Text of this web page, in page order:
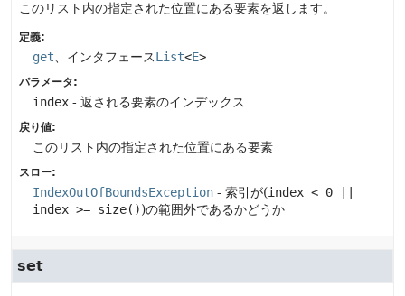
このリスト内の指定された位置にある要素を返します。
定義:
get 、インタフェースList<E>
パラメータ:
index - 返される要素のインデックス
戻り値:
このリスト内の指定された位置にある要素
スロー:
IndexOutOfBoundsException - 索引が(index < 0 ||
index >= size())の範囲外であるかどうか
set